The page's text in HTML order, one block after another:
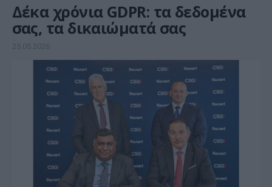
Δέκα χρόνια GDPR: τα δεδομένα
σας, τα δικαιώματά σας
25.05.2026